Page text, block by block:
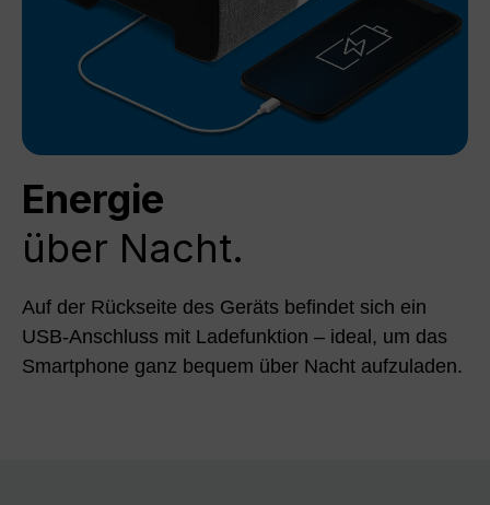
Energie
über Nacht.
Auf der Rückseite des Geräts befindet sich ein
USB-Anschluss mit Ladefunktion – ideal, um das
Smartphone ganz bequem über Nacht aufzuladen.